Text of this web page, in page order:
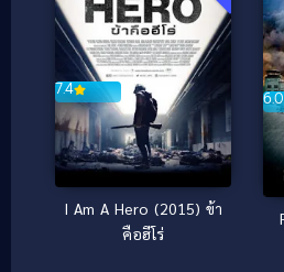
7.4
I Am A Hero (2015) ข้า
คือฮีโร่
6.0